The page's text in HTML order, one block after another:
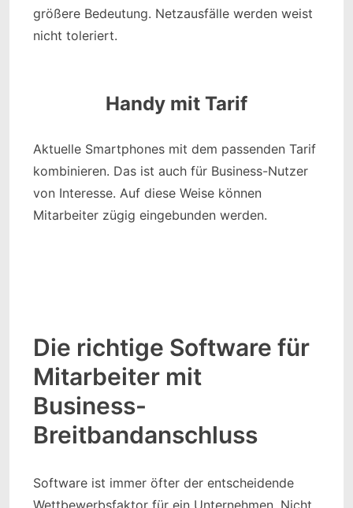
größere Bedeutung. Netzausfälle werden weist
nicht toleriert.
Handy mit Tarif
Aktuelle Smartphones mit dem passenden Tarif
kombinieren. Das ist auch für Business-Nutzer
von Interesse. Auf diese Weise können
Mitarbeiter zügig eingebunden werden.
Die richtige Software für
Mitarbeiter mit
Business-
Breitbandanschluss
Software ist immer öfter der entscheidende
Wettbewerbsfaktor für ein Unternehmen. Nicht